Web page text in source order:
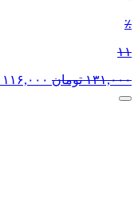
٪
۱۱
۱۳۱,۰۰۰ تومان ۱۱۶,۰۰۰